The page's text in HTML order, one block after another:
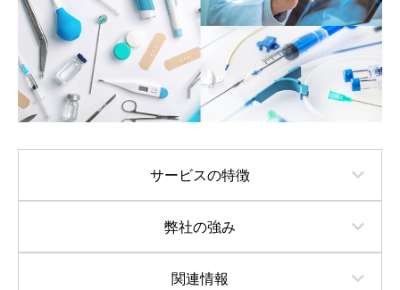
サービスの特徴
弊社の強み
関連情報